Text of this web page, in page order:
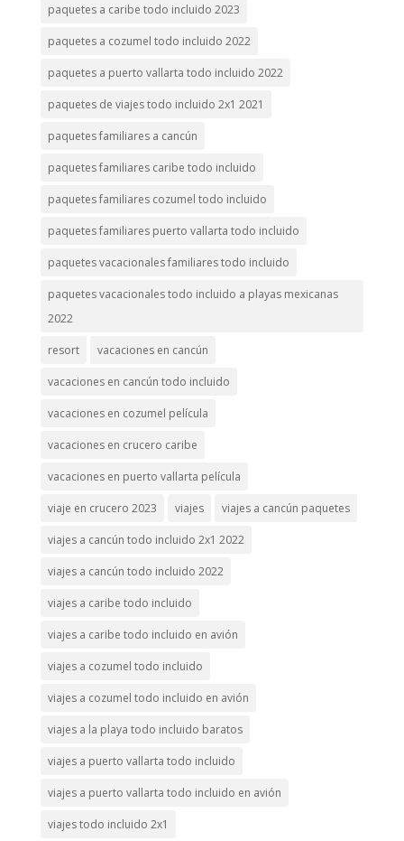
paquetes a caribe todo incluido 2023
paquetes a cozumel todo incluido 2022
paquetes a puerto vallarta todo incluido 2022
paquetes de viajes todo incluido 2x1 2021
paquetes familiares a cancún
paquetes familiares caribe todo incluido
paquetes familiares cozumel todo incluido
paquetes familiares puerto vallarta todo incluido
paquetes vacacionales familiares todo incluido
paquetes vacacionales todo incluido a playas mexicanas
2022
resort vacaciones en cancún
vacaciones en cancún todo incluido
vacaciones en cozumel película
vacaciones en crucero caribe
vacaciones en puerto vallarta película
viaje en crucero 2023 viajes viajes a cancún paquetes
viajes a cancún todo incluido 2x1 2022
viajes a cancún todo incluido 2022
viajes a caribe todo incluido
viajes a caribe todo incluido en avión
viajes a cozumel todo incluido
viajes a cozumel todo incluido en avión
viajes a la playa todo incluido baratos
viajes a puerto vallarta todo incluido
viajes a puerto vallarta todo incluido en avión
viajes todo incluido 2x1